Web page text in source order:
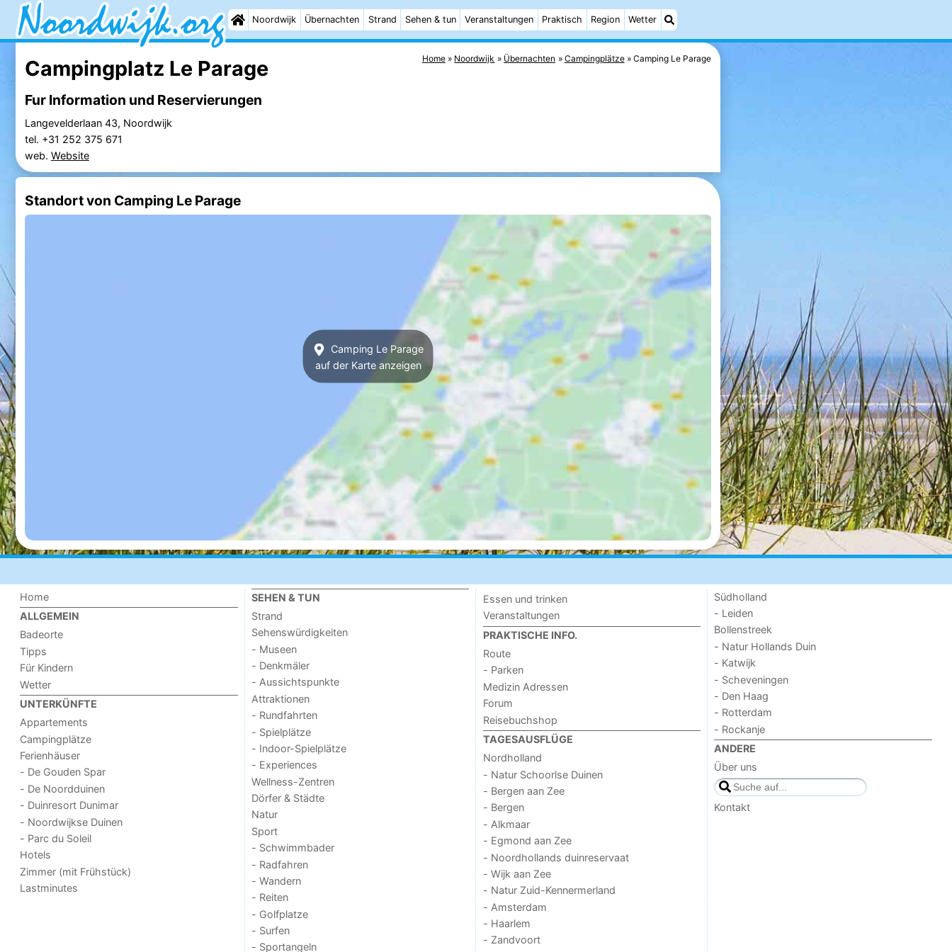
Noordwijk Übernachten Strand Sehen & tun Veranstaltungen Praktisch Region Wetter
Home Noordwijk Übernachten Campingplätze Camping Le Parage
Campingplatz Le Parage
Fur Information und Reservierungen
Langevelderlaan 43, Noordwijk
tel. +31 252 375 671
web. Website
Standort von Camping Le Parage
Camping Le Parage
auf der Karte anzeigen
Home
ALLGEMEIN
Badeorte
Tipps
Für Kindern
Wetter
UNTERKÜNFTE
Appartements
Campingplätze
Ferienhäuser
- De Gouden Spar
- De Noordduinen
- Duinresort Dunimar
- Noordwijkse Duinen
- Parc du Soleil
Hotels
Zimmer (mit Frühstück)
Lastminutes
SEHEN & TUN
Strand
Sehenswürdigkeiten
- Museen
- Denkmäler
- Aussichtspunkte
Attraktionen
- Rundfahrten
- Spielplätze
- Indoor-Spielplätze
- Experiences
Wellness-Zentren
Dörfer & Städte
Natur
Sport
- Schwimmbader
- Radfahren
- Wandern
- Reiten
- Golfplatze
- Surfen
- Sportangeln
Essen und trinken
Veranstaltungen
PRAKTISCHE INFO.
Route
- Parken
Medizin Adressen
Forum
Reisebuchshop
TAGESAUSFLÜGE
Nordholland
- Natur Schoorlse Duinen
- Bergen aan Zee
- Bergen
- Alkmaar
- Egmond aan Zee
- Noordhollands duinreservaat
- Wijk aan Zee
- Natur Zuid-Kennermerland
- Amsterdam
- Haarlem
- Zandvoort
Südholland
- Leiden
Bollenstreek
- Natur Hollands Duin
- Katwijk
- Scheveningen
- Den Haag
- Rotterdam
- Rockanje
ANDERE
Über uns
Kontakt